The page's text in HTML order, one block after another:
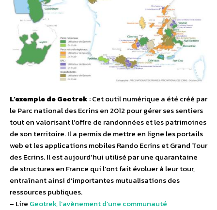
L’exemple de Geotrek : Cet outil numérique a été créé par
le Parc national des Ecrins en 2012 pour gérer ses sentiers
tout en valorisant l’offre de randonnées et les patrimoines
de son territoire. Il a permis de mettre en ligne les portails
web et les applications mobiles Rando Ecrins et Grand Tour
des Ecrins. Il est aujourd’hui utilisé par une quarantaine
de structures en France qui l’ont fait évoluer à leur tour,
entraînant ainsi d’importantes mutualisations des
ressources publiques.
– Lire Geotrek, l’avènement d’une communauté